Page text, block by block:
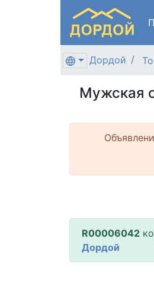
Дордой
Мужская
R00006042
Дордой